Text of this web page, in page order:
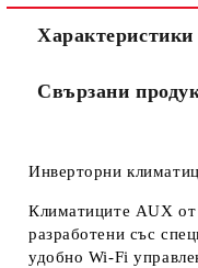
Съгласен съм с
Ние ще се свържем с
Характеристики
Свързани
Инверторни
Климатиците AUX от
разработени със
удобно Wi-Fi